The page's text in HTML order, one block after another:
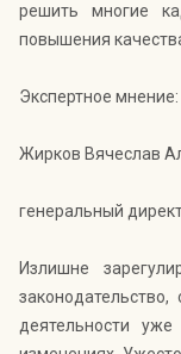
решить многие
повышения
Экспертное мнение:
Жирков Вячеслав
генеральный
Излишне
деятельности